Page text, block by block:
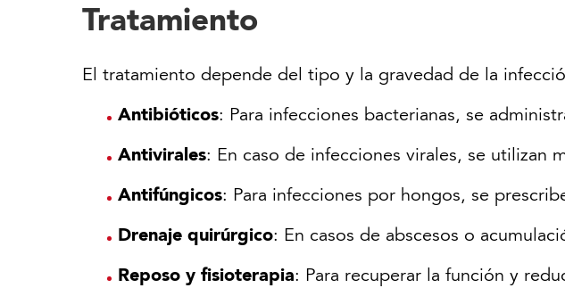
Tratamiento
El tratamiento depende del tipo y la gravedad de la
Antibióticos: Para infecciones bacterianas, se
Antivirales: En caso de infecciones virales, se utilizan
Antifúngicos: Para infecciones por hongos, se
Drenaje quirúrgico: En casos de abscesos o
Reposo y fisioterapia: Para recuperar la función y